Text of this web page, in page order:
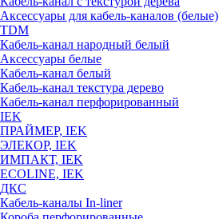
Аксессуары для кабель-каналов (белые)
TDM
Кабель-канал народный белый
Аксессуары белые
Кабель-канал белый
Кабель-канал текстура дерево
Кабель-канал перфорированный
IEK
ПРАЙМЕР, IEK
ЭЛЕКОР, IEK
ИМПАКТ, IEK
ECOLINE, IEK
ДКС
Кабель-каналы In-liner